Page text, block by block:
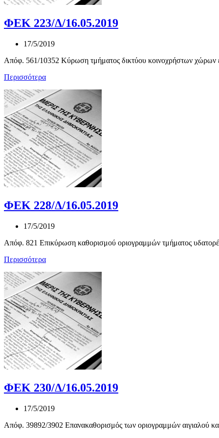
ΦΕΚ 223/Δ/16.05.2019
17/5/2019
Απόφ. 561/10352 Κύρωση τμήματος δικτύου κοινοχρήστων χώρων
Περισσότερα
ΦΕΚ 228/Δ/16.05.2019
17/5/2019
Απόφ. 821 Επικύρωση καθορισμού οριογραμμών τμήματος
Περισσότερα
ΦΕΚ 230/Δ/16.05.2019
17/5/2019
Απόφ. 39892/3902 Επανακαθορισμός των οριογραμμών αιγιαλού